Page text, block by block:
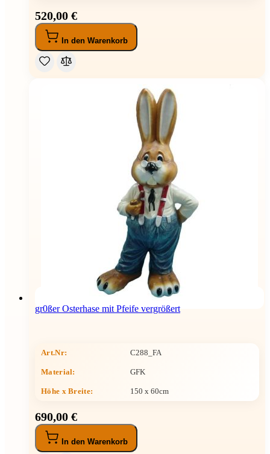
520,00 €
In den Warenkorb
gr0ßer Osterhase mit Pfeife vergrößert
Art.Nr: C288_FA
Material: GFK
Höhe x Breite: 150 x 60cm
690,00 €
In den Warenkorb